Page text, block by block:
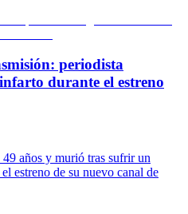
periodista
durante el estreno
años y murió tras sufrir un
estreno de su nuevo canal de